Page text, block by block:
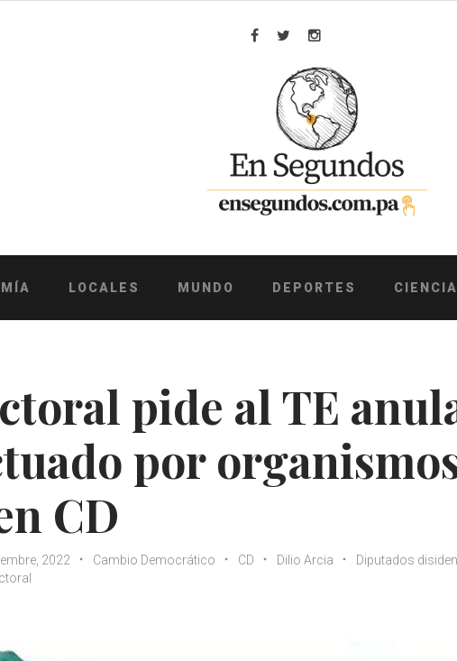
Facebook
TwitterInstagram
LOCALES MUNDO DEPORTES
pide al TE
por
CD
2022 Cambio Democrático CD Dilio Arcia
Diputados